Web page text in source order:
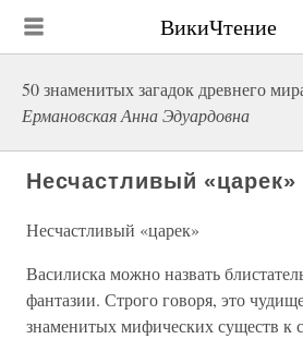
ВикиЧтение
50 знаменитых загадок древнего
Ермановская Анна Эдуардовна
Несчастливый «царек»
Несчастливый «царек»
Василиска можно назвать
фантазии. Строго говоря, это
знаменитых мифических существ к